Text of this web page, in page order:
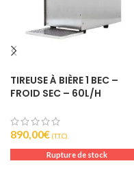
TIREUSE À BIÈRE 1 BEC –
FROID SEC – 60L/H
890,00€ (T.T.C).
Rupture de stock